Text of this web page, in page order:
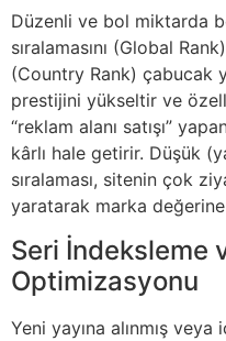
Düzenli ve bol miktarda
sıralamasını (Global
(Country Rank) çabucak
prestijini yükseltir ve
“reklam alanı satışı”
kârlı hale getirir. Düşük
sıralaması, sitenin çok
yaratarak marka
Seri İndeksleme
Optimizasyonu
Yeni yayına alınmış